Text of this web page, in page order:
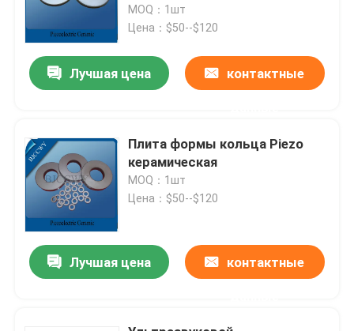
MOQ：1шт
Цена：$50--$120
Лучшая цена контактные
Плита формы кольца Piezo
керамическая
MOQ：1шт
Цена：$50--$120
Лучшая цена контактные